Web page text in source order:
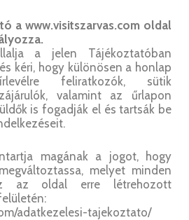
a www.visitszarvas.com oldal
a jelen Tájékoztatóban
kéri, hogy különösen a honlap
feliratkozók, sütik
valamint az űrlapon
is fogadják el és tartsák be
magának a jogot, hogy
melyet minden
az oldal erre létrehozott
adatkezelesi-tajekoztato/